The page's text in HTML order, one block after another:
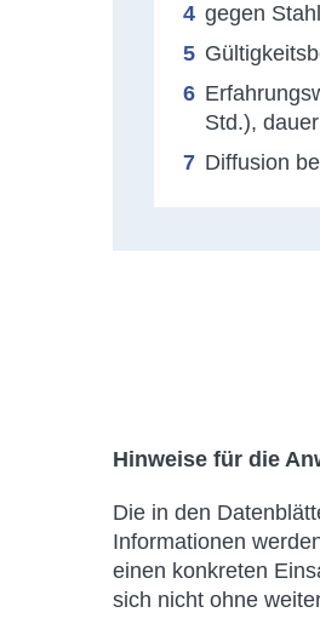
gegen
Std.),
Diffusion
Hinweise für die
Die in den
Informationen
einen konkreten
sich nicht ohne